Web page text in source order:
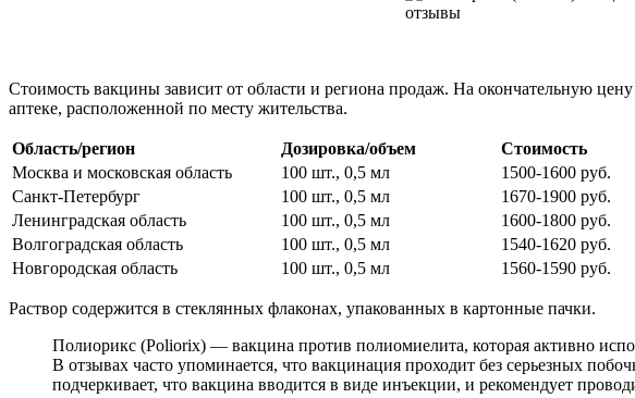
Стоимость вакцины зависит от области и региона продаж. На окончательную
аптеке, расположенной по месту жительства.
Область/регион Дозировка/объем
Стоимость
Москва и московская область
100 шт., 0,5 мл
1500-1600 руб.
Санкт-Петербург
100 шт., 0,5 мл
1670-1900 руб.
Ленинградская область
100 шт., 0,5 мл
1600-1800 руб.
Волгоградская область
100 шт., 0,5 мл
1540-1620 руб.
Новгородская область
100 шт., 0,5 мл 1560-1590 руб.
Раствор содержится в стеклянных флаконах, упакованных в картонные пачки.
Полиорикс (Poliorix) — вакцина против полиомиелита, которая активно
В отзывах часто упоминается, что вакцинация проходит без серьезных
подчеркивает, что вакцина вводится в виде инъекции, и рекомендует